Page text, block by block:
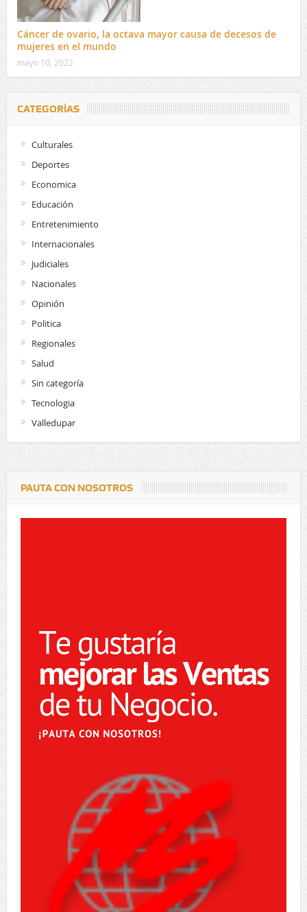
Cáncer de ovario, la octava mayor causa de decesos de
mujeres en el mundo
mayo 10, 2022
CATEGORÍAS
Culturales
Deportes
Economica
Educación
Entretenimiento
Internacionales
Judiciales
Nacionales
Opinión
Politica
Regionales
Salud
Sin categoría
Tecnologia
Valledupar
PAUTA CON NOSOTROS